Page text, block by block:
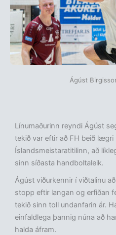
Ágúst
Línumaðurinn reyndi Ágúst
tekið var eftir að FH beið lægri
Íslandsmeistaratitilinn, að
sinn síðasta handboltaleik.
Ágúst viðurkennir í viðtalinu
stopp eftir langan og erfiðan
tekið sinn toll undanfarin ár.
einfaldlega þannig núna að
halda áfram.